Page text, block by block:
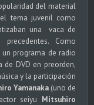
del material
tema juvenil como
una vaca de
precedentes. Como
programa de radio
de DVD en preorden,
y la participación
Yamanaka (uno de
seiyu Mitsuhiro